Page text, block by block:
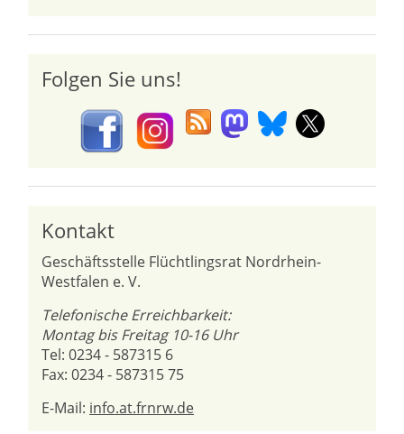
Folgen Sie uns!
Kontakt
Geschäftsstelle Flüchtlingsrat Nordrhein-
Westfalen e. V.
Telefonische Erreichbarkeit:
Montag bis Freitag 10-16 Uhr
Tel: 0234 - 587315 6
Fax: 0234 - 587315 75
E-Mail: info.at.frnrw.de